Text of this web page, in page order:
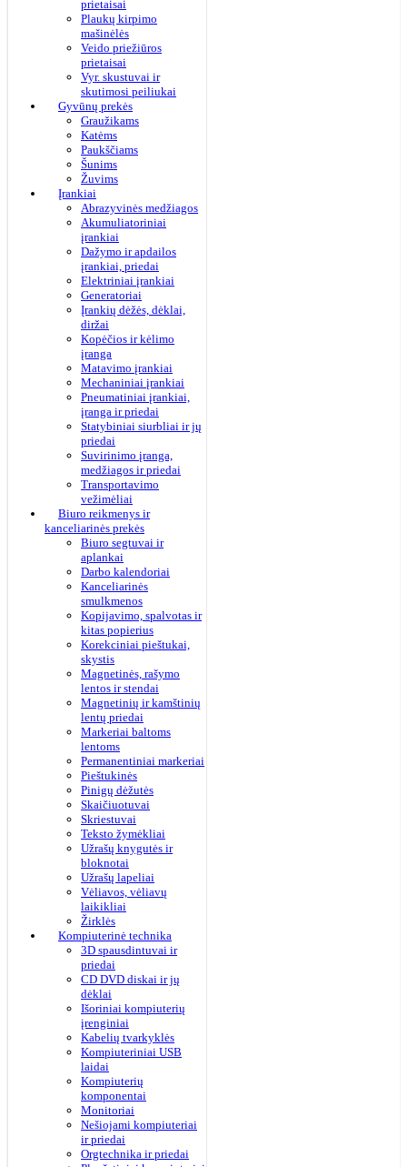
prietaisai
Plaukų kirpimo
mašinėlės
Veido priežiūros
prietaisai
Vyr. skustuvai ir
skutimosi peiliukai
Gyvūnų prekės
Graužikams
Katėms
Paukščiams
Šunims
Žuvims
Įrankiai
Abrazyvinės medžiagos
Akumuliatoriniai
įrankiai
Dažymo ir apdailos
įrankiai, priedai
Elektriniai įrankiai
Generatoriai
Įrankių dėžės, dėklai,
diržai
Kopėčios ir kėlimo
įranga
Matavimo įrankiai
Mechaniniai įrankiai
Pneumatiniai įrankiai,
įranga ir priedai
Statybiniai siurbliai ir jų
priedai
Suvirinimo įranga,
medžiagos ir priedai
Transportavimo
vežimėliai
Biuro reikmenys ir
kanceliarinės prekės
Biuro segtuvai ir
aplankai
Darbo kalendoriai
Kanceliarinės
smulkmenos
Kopijavimo, spalvotas ir
kitas popierius
Korekciniai pieštukai,
skystis
Magnetinės, rašymo
lentos ir stendai
Magnetinių ir kamštinių
lentų priedai
Markeriai baltoms
lentoms
Permanentiniai markeriai
Pieštukinės
Pinigų dėžutės
Skaičiuotuvai
Skriestuvai
Teksto žymėkliai
Užrašų knygutės ir
bloknotai
Užrašų lapeliai
Vėliavos, vėliavų
laikikliai
Žirklės
Kompiuterinė technika
3D spausdintuvai ir
priedai
CD DVD diskai ir jų
dėklai
Išoriniai kompiuterių
įrenginiai
Kabelių tvarkyklės
Kompiuteriniai USB
laidai
Kompiuterių
komponentai
Monitoriai
Nešiojami kompiuteriai
ir priedai
Orgtechnika ir priedai